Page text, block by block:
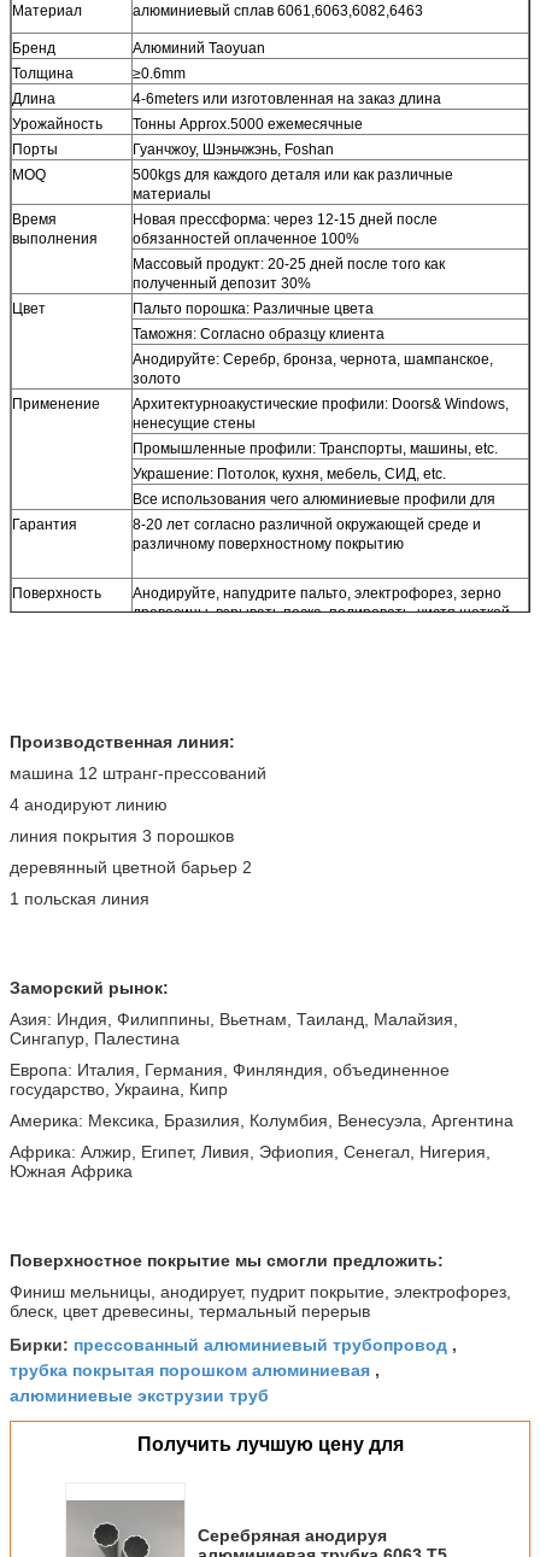
Материал алюминиевый сплав 6061,6063,6082,6463
Бренд
Алюминий Taoyuan
Толщина
≥0.6mm
Длина
4-6meters или изготовленная на заказ длина
Урожайность
Тонны Approx.5000 ежемесячные
Порты
Гуанчжоу, Шэньчжэнь, Foshan
MOQ
500kgs для каждого деталя или как различные
материалы
Время
выполнения
Новая прессформа: через 12-15 дней после
обязанностей оплаченное 100%
Массовый продукт: 20-25 дней после того как
полученный депозит 30%
Цвет
Пальто порошка: Различные цвета
Таможня: Согласно образцу клиента
Анодируйте: Серебр, бронза, чернота, шампанское,
золото
Применение
Архитектурноакустические профили: Doors& Windows,
ненесущие стены
Промышленные профили: Транспорты, машины, etc.
Украшение: Потолок, кухня, мебель, СИД, etc.
Все использования чего алюминиевые профили для
Гарантия
8-20 лет согласно различной окружающей среде и
различному поверхностному покрытию
Поверхность
Анодируйте, напудрите пальто, электрофорез, зерно
древесины, взрывать песка, полировать, чистя щеткой
Сертификат
9001:2008 ISO, CQM, SGS, CE, BV, SONCAP/GB, ISO, JIS,
КАК, NZS, QUALICOAT
Производственная линия:
машина 12 штранг-прессований
4 анодируют линию
линия покрытия 3 порошков
деревянный цветной барьер 2
1 польская линия
Заморский рынок:
Азия: Индия, Филиппины, Вьетнам, Таиланд, Малайзия,
Сингапур, Палестина
Европа: Италия, Германия, Финляндия, объединенное
государство, Украина, Кипр
Америка: Мексика, Бразилия, Колумбия, Венесуэла, Аргентина
Африка: Алжир, Египет, Ливия, Эфиопия, Сенегал, Нигерия,
Южная Африка
Поверхностное покрытие мы смогли предложить:
Финиш мельницы, анодирует, пудрит покрытие, электрофорез,
блеск, цвет древесины, термальный перерыв
Бирки: прессованный алюминиевый трубопровод ,
трубка покрытая порошком алюминиевая ,
алюминиевые экструзии труб
Получить лучшую цену для
Серебряная анодируя